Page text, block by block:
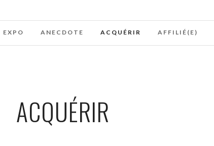
EXPO ANECDOTE ACQUÉRIR AFFILIÉ(E)
ACQUÉRIR